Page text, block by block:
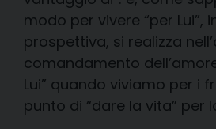
modo per vivere “per Lui”,
prospettiva, si realizza
comandamento
Lui” quando viviamo per i
punto di “dare la vita” per